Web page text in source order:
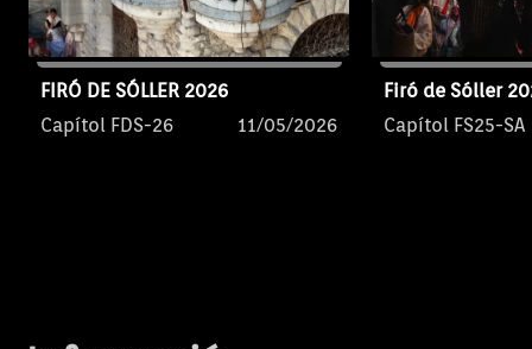
FIRÓ DE SÓLLER 2026
Capítol FDS-26
11/05/2026
Firó de Sóller
Capítol FS25-SA